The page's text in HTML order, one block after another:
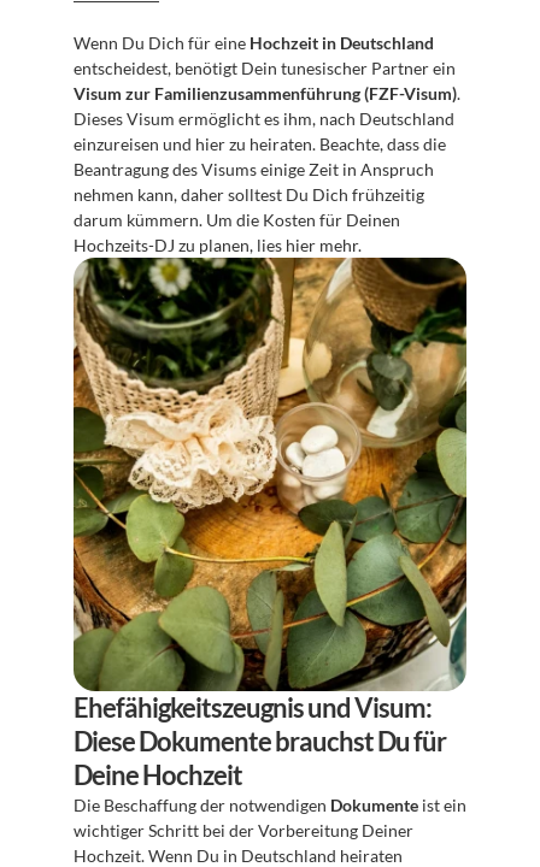
Wenn Du Dich für eine Hochzeit in Deutschland
Visum zur Familienzusammenführung (FZF-Visum).
Dieses Visum ermöglicht es ihm, nach Deutschland
einzureisen und hier zu heiraten. Beachte, dass die
Beantragung des Visums einige Zeit in Anspruch
nehmen kann, daher solltest Du Dich frühzeitig
darum kümmern. Um die Kosten für Deinen
Hochzeits-DJ zu planen, lies hier mehr.
Ehefähigkeitszeugnis und Visum:
Diese Dokumente brauchst Du für
Deine Hochzeit
Die Beschaffung der notwendigen Dokumente ist ein
wichtiger Schritt bei der Vorbereitung Deiner
Hochzeit. Wenn Du in Deutschland heiraten